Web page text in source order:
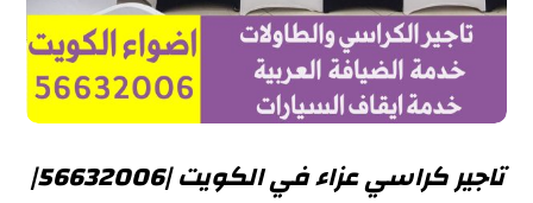
تاجير كراسي عزاء في الكويت |56632006|